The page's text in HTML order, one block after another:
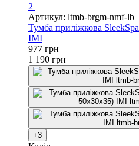
2
Артикул: ltmb-brgm-nmf-lb
Тумба приліжкова
IMI
977 грн
1 190 грн
+3